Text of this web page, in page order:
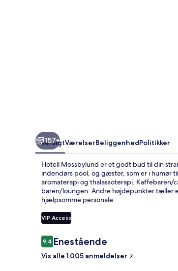
157+
OversigtVærelserBeliggenhedPolitikker
Hotell Mossbylund er et godt bud til din
indendørs pool, og gæster, som er i humør
aromaterapi og thalassoterapi. Kaffebaren/
baren/loungen. Andre højdepunkter tæller
hjælpsomme personale.
VIP Access
Anmeldelser
9,49,4 ud af 10.
Enestående
Vis alle 1.005 anmeldelser